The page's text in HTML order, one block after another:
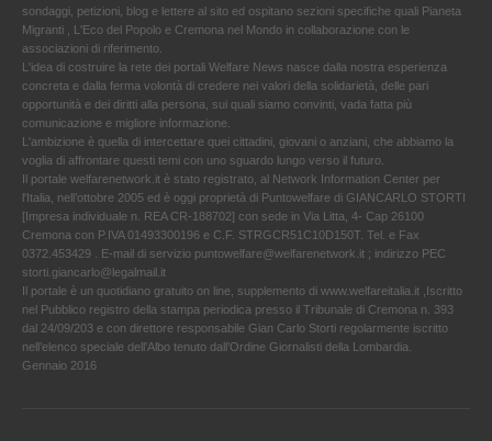
sondaggi, petizioni, blog e lettere al sito ed ospitano sezioni specifiche quali Pianeta
Migranti , L'Eco del Popolo e Cremona nel Mondo in collaborazione con le
associazioni di riferimento.
L'idea di costruire la rete dei portali Welfare News nasce dalla nostra esperienza
concreta e dalla ferma volontà di credere nei valori della solidarietà, delle pari
opportunità e dei diritti alla persona, sui quali siamo convinti, vada fatta più
comunicazione e migliore informazione.
L'ambizione è quella di intercettare quei cittadini, giovani o anziani, che abbiamo la
voglia di affrontare questi temi con uno sguardo lungo verso il futuro.
Il portale welfarenetwork.it è stato registrato, al Network Information Center per
l'Italia, nell’ottobre 2005 ed è oggi proprietà di Puntowelfare di GIANCARLO STORTI
[Impresa individuale n. REA CR-188702] con sede in Via Litta, 4- Cap 26100
Cremona con P.IVA 01493300196 e C.F. STRGCR51C10D150T. Tel. e Fax
0372.453429 . E-mail di servizio puntowelfare@welfarenetwork.it ; indirizzo PEC
storti.giancarlo@legalmail.it
Il portale è un quotidiano gratuito on line, supplemento di www.welfareitalia.it ,Iscritto
nel Pubblico registro della stampa periodica presso il Tribunale di Cremona n. 393
dal 24/09/203 e con direttore responsabile Gian Carlo Storti regolarmente iscritto
nell’elenco speciale dell’Albo tenuto dall’Ordine Giornalisti della Lombardia.
Gennaio 2016